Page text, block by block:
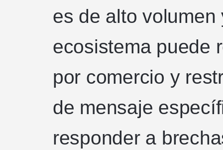
es de alto
ecosistema puede
por comercio y
de mensaje
responder a